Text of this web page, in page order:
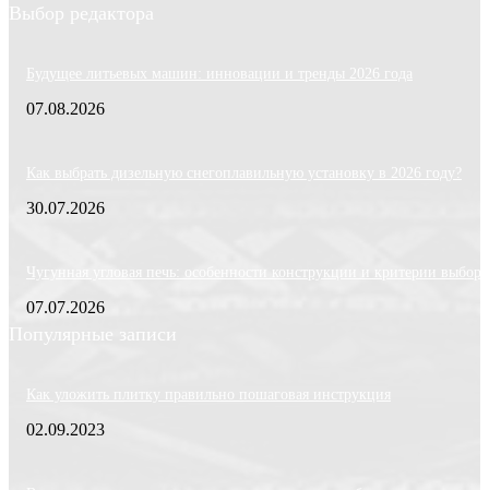
Выбор редактора
Будущее литьевых машин: инновации и тренды 2026 года
07.08.2026
Как выбрать дизельную снегоплавильную установку в 2026 году?
30.07.2026
Чугунная угловая печь: особенности конструкции и критерии выбора
07.07.2026
Популярные записи
Как уложить плитку правильно пошаговая инструкция
02.09.2023